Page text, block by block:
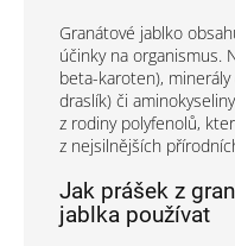
Granátové jablko
účinky na organismus.
beta-karoten),
draslík) či
z rodiny polyfenolů,
z nejsilnějších
Jak prášek z
jablka používat